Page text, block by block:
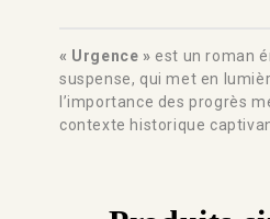
« Urgence » est un roman
suspense, qui met en
l’importance des progrès
contexte historique